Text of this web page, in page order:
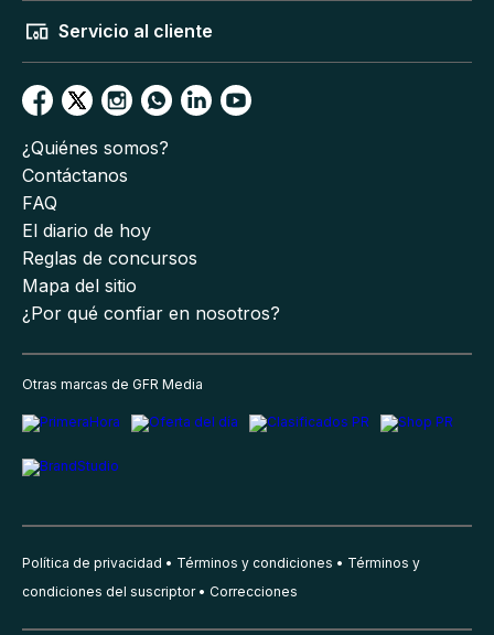
Servicio al cliente
¿Quiénes somos?
Contáctanos
FAQ
El diario de hoy
Reglas de concursos
Mapa del sitio
¿Por qué confiar en nosotros?
Otras marcas de GFR Media
Política de privacidad Términos y condiciones
Términos y
condiciones del suscriptor
Correcciones